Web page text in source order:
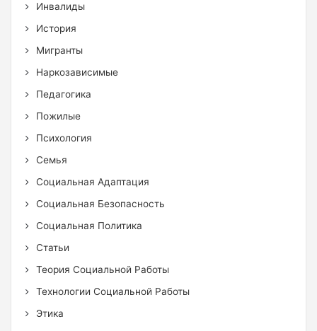
Инвалиды
История
Мигранты
Наркозависимые
Педагогика
Пожилые
Психология
Семья
Социальная Адаптация
Социальная Безопасность
Социальная Политика
Статьи
Теория Социальной Работы
Технологии Социальной Работы
Этика